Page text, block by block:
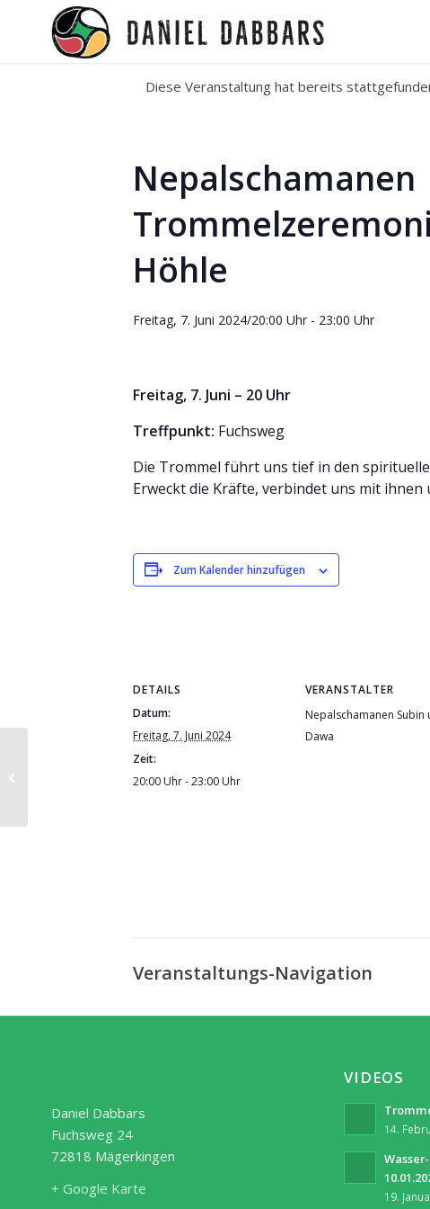
Diese Veranstaltung hat bereits
Nepalschamanen
Höhle
Freitag, 7. Juni 2024/20:00 Uhr - 23:00 Uhr
Freitag, 7. Juni – 20 Uhr
Treffpunkt: Fuchsweg
Die Trommel führt uns tief in den
Erweckt die Kräfte, verbindet uns mit
Zum Kalender hinzufügen
DETAILS
Datum:
Freitag, 7. Juni 2024
Zeit:
20:00 Uhr - 23:00 Uhr
VERANSTALTER
Nepalschamanen Subin
Dawa
Veranstaltungs-Navigation
Daniel Dabbars
Fuchsweg 24
72818 Mägerkingen
+ Google Karte
VIDEOS
14.
19.
Subin Rai und Dawa